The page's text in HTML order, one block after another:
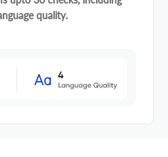
quality.